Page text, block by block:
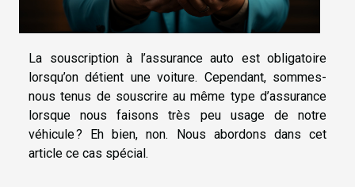
La souscription à l’assurance auto est obligatoire
lorsqu’on détient une voiture. Cependant, sommes-
nous tenus de souscrire au même type d’assurance
lorsque nous faisons très peu usage de notre
véhicule ? Eh bien, non. Nous abordons dans cet
article ce cas spécial.